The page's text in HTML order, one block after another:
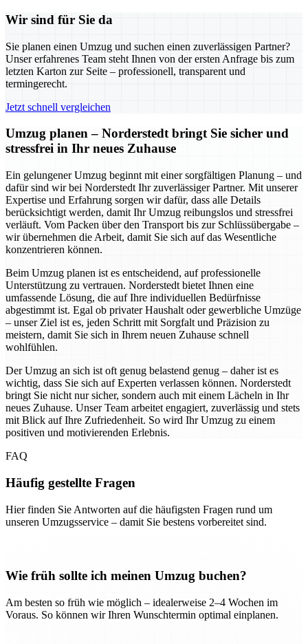
Wir sind für Sie da
Sie planen einen Umzug und suchen einen zuverlässigen Partner?
Unser erfahrenes Team steht Ihnen von der ersten Anfrage bis zum
letzten Karton zur Seite – professionell, transparent und
termingerecht.
Jetzt schnell vergleichen
Umzug planen – Norderstedt bringt Sie sicher und
stressfrei in Ihr neues Zuhause
Ein gelungener Umzug beginnt mit einer sorgfältigen Planung – und
dafür sind wir bei Norderstedt Ihr zuverlässiger Partner. Mit unserer
Expertise und Erfahrung sorgen wir dafür, dass alle Details
berücksichtigt werden, damit Ihr Umzug reibungslos und stressfrei
verläuft. Vom Packen über den Transport bis zur Schlüssübergabe –
wir übernehmen die Arbeit, damit Sie sich auf das Wesentliche
konzentrieren können.
Beim Umzug planen ist es entscheidend, auf professionelle
Unterstützung zu vertrauen. Norderstedt bietet Ihnen eine
umfassende Lösung, die auf Ihre individuellen Bedürfnisse
abgestimmt ist. Egal ob privater Haushalt oder gewerbliche Umzüge
– unser Ziel ist es, jeden Schritt mit Sorgfalt und Präzision zu
meistern, damit Sie sich in Ihrem neuen Zuhause schnell
wohlfühlen.
Der Umzug an sich ist oft genug belastend genug – daher ist es
wichtig, dass Sie sich auf Experten verlassen können. Norderstedt
bringt Sie nicht nur sicher, sondern auch mit einem Lächeln in Ihr
neues Zuhause. Unser Team arbeitet engagiert, zuverlässig und stets
mit Blick auf Ihre Zufriedenheit. So wird Ihr Umzug zu einem
positiven und motivierenden Erlebnis.
FAQ
Häufig gestellte Fragen
Hier finden Sie Antworten auf die häufigsten Fragen rund um
unseren Umzugsservice – damit Sie bestens vorbereitet sind.
Wie früh sollte ich meinen Umzug buchen?
Am besten so früh wie möglich – idealerweise 2–4 Wochen im
Voraus. So können wir Ihren Wunschtermin optimal einplanen.